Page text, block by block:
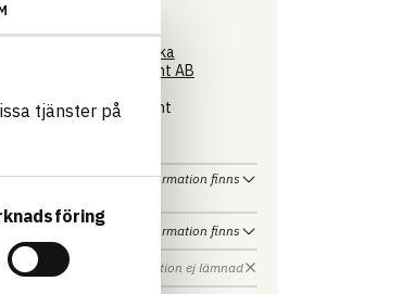
tjänster på
(BVD)
FÖRETAG
Skandinaviska
Byggelement AB
Byggelement
Information finns
Information finns
Information ej lämnad